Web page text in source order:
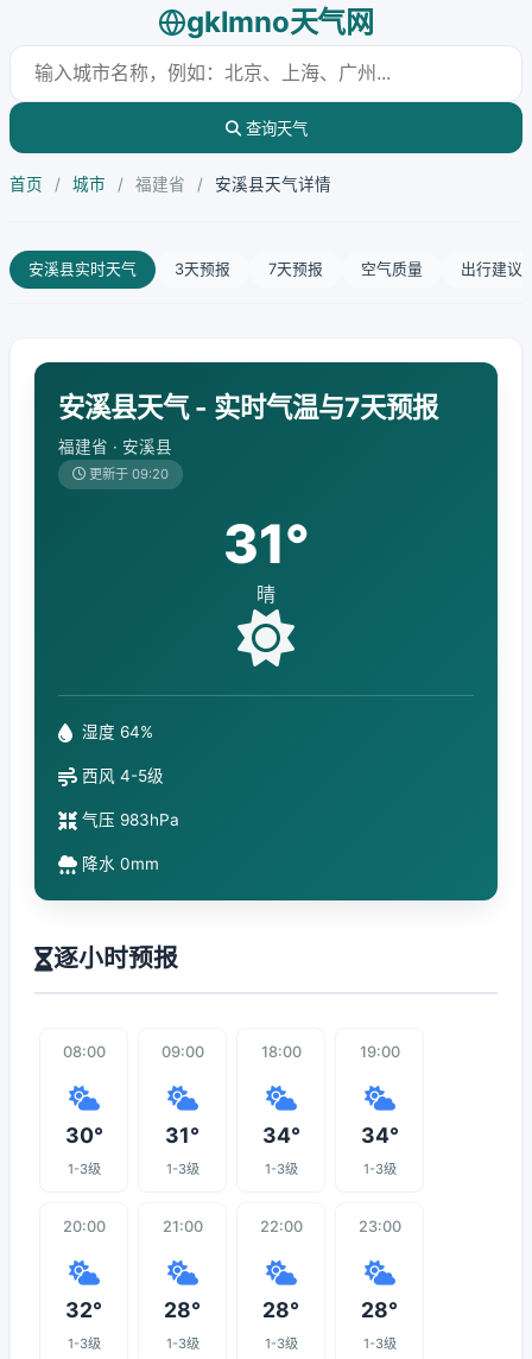
gklmno天气网
查询天气
首页 / 城市 / 福建省 / 安溪县天气详情
安溪县实时天气 3天预报 7天预报 空气质量 出行建议
安溪县天气 - 实时气温与7天预报
福建省 · 安溪县
更新于 09:20
31°
晴
湿度 64%
西风 4-5级
气压 983hPa
降水 0mm
逐小时预报
08:00
30°
1-3级
09:00
31°
1-3级
18:00
34°
1-3级
19:00
34°
1-3级
20:00
32°
1-3级
21:00
28°
1-3级
22:00
28°
1-3级
23:00
28°
1-3级